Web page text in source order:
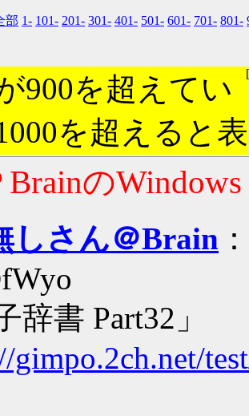
部 1- 101- 201- 301- 401- 501- 601- 701- 801-
900を超えてい
を超えると
Brainの
しさん＠Brain
辞書 Part32」
gimpo.2ch.net/